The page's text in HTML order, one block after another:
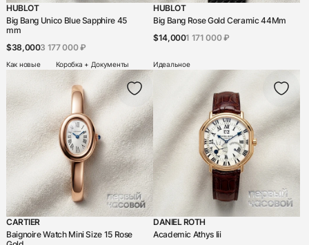
HUBLOT
Big Bang Unico Blue Sapphire 45
mm
$38,0003 177 000 ₽
Как новые Коробка + Документы
HUBLOT
Big Bang Rose Gold Ceramic 44Mm
$14,0001 171 000 ₽
Идеальное
CARTIER
Baignoire Watch Mini Size 15 Rose
DANIEL ROTH
Academic Athys Iii